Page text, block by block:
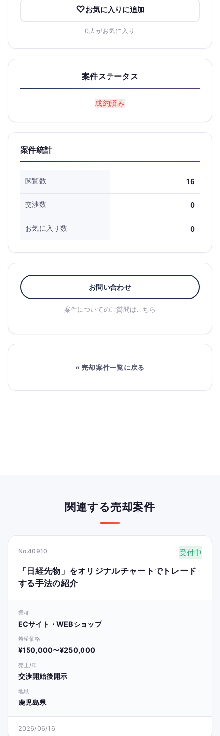
お気に入りに追加
0人がお気に入り
案件ステータス
成約済み
案件統計
閲覧数 16
交渉数 0
お気に入り数 0
お問い合わせ
案件についてのご質問はこちら
« 売却案件一覧に戻る
関連する売却案件
No.40910 受付中
「日経先物」をオリジナルチャートでトレード
する手法の紹介
業種
ECサイト・WEBショップ
希望価格
¥150,000〜¥250,000
売上/年
交渉開始後開示
地域
鹿児島県
2026/06/16